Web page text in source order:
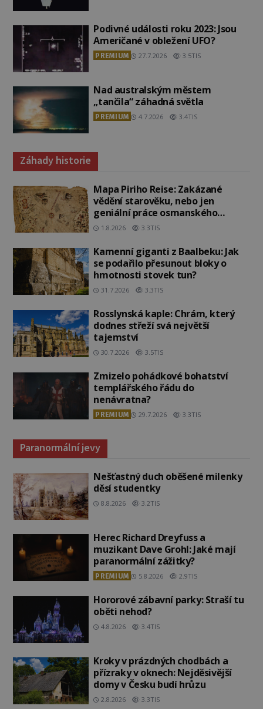
Podivné události roku 2023: Jsou
Američané v obležení UFO?
PREMIUM 27.7.2026 3.5TIS
Nad australským městem
„tančila“ záhadná světla
PREMIUM 4.7.2026 3.4TIS
Záhady historie
Mapa Piriho Reise: Zakázané
vědění starověku, nebo jen
geniální práce osmanského
admirála?
1.8.2026 3.3TIS
Kamenní giganti z Baalbeku: Jak
se podařilo přesunout bloky o
hmotnosti stovek tun?
31.7.2026 3.3TIS
Rosslynská kaple: Chrám, který
dodnes střeží svá největší
tajemství
30.7.2026 3.5TIS
Zmizelo pohádkové bohatství
templářského řádu do
nenávratna?
PREMIUM 29.7.2026 3.3TIS
Paranormální jevy
Nešťastný duch oběšené milenky
děsí studentky
8.8.2026 3.2TIS
Herec Richard Dreyfuss a
muzikant Dave Grohl: Jaké mají
paranormální zážitky?
PREMIUM 5.8.2026 2.9TIS
Hororové zábavní parky: Straší tu
oběti nehod?
4.8.2026 3.4TIS
Kroky v prázdných chodbách a
přízraky v oknech: Nejděsivější
domy v Česku budí hrůzu
2.8.2026 3.3TIS